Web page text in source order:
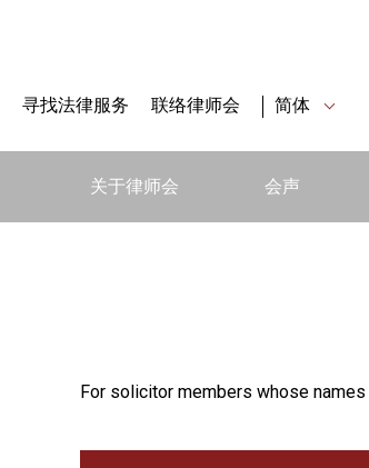
寻找法律服务 联络律师会 简体
关于律师会 会声
For solicitor members whose names